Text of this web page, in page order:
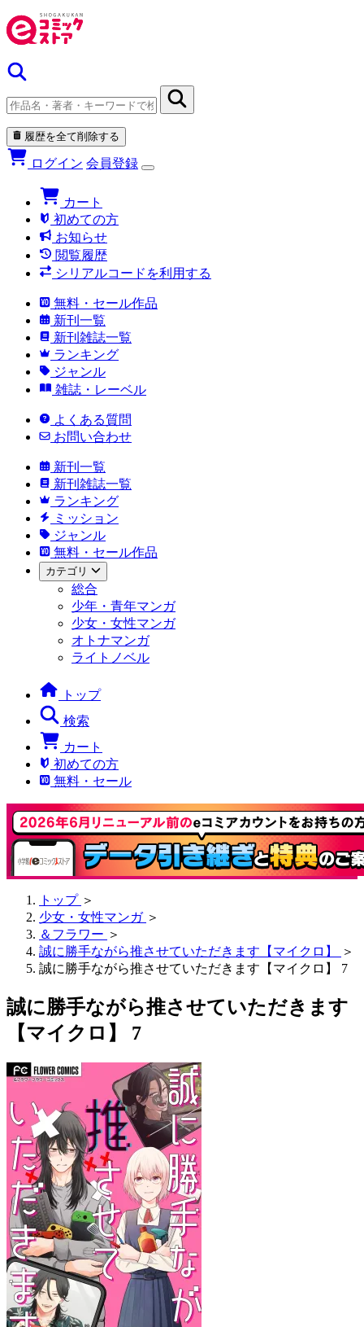
履歴を全て削除する
ログイン 会員登録
カート
初めての方
お知らせ
閲覧履歴
シリアルコードを利用する
無料・セール作品
新刊一覧
新刊雑誌一覧
ランキング
ジャンル
雑誌・レーベル
よくある質問
お問い合わせ
新刊一覧
新刊雑誌一覧
ランキング
ミッション
ジャンル
無料・セール作品
カテゴリ
総合
少年・青年マンガ
少女・女性マンガ
オトナマンガ
ライトノベル
トップ
検索
カート
初めての方
無料・セール
トップ ＞
少女・女性マンガ ＞
＆フラワー ＞
誠に勝手ながら推させていただきます【マイクロ】
＞
誠に勝手ながら推させていただきます【マイクロ】 7
誠に勝手ながら推させていただきます
【マイクロ】 7